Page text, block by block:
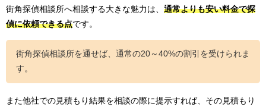
街角探偵相談所へ相談する大きな魅力は、 通常よりも安い料金で探
偵に依頼できる点です。
街角探偵相談所を通せば、通常の20～40%の割引を受けられま
す。
また他社での見積もり結果を相談の際に提示すれば、その見積もり